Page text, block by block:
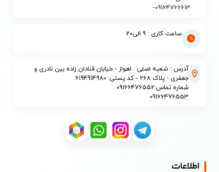
09164766613
-
ساعت کاری : 9 الی20
آدرس : شعبه اصلی : اهواز - خیابان قنادان زاده بین نادری و
جعفری - پلاک 268 - کد پستی: 6194914980
شماره تماس:09166476552
09166476553
اطلاعات